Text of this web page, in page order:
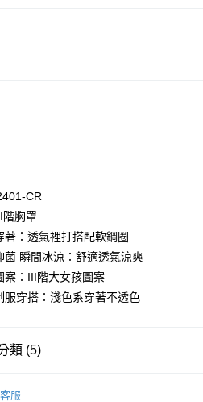
款
款
，滿NT$1,000(含以上)免運費
，滿NT$1,000(含以上)免運費
CR
階胸罩
著：透氣裡打搭配軟鋼圈
菌 瞬間冰涼：舒適透氣涼爽
案：III階大女孩圖案
服穿搭：淺色系穿著不透色
類 (5)
客服